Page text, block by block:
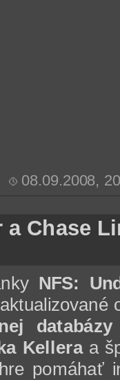
08.09.2008,
a Chase
NFS:
Kelleraa
pomáhať